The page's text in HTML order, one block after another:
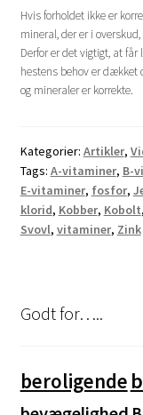
Hvis forholdet ikke er
mineral, der er i
Derfor er det vigtigt, at
hestens behov er dækket
og mineraler er korrekte.
Kategorier: Artikler,
Tags: A-vitaminer, B-
E-vitaminer, fosfor,
klorid, Kobber, Kobolt,
Svovl, vitaminer, Zink
Godt for…..
beroligende